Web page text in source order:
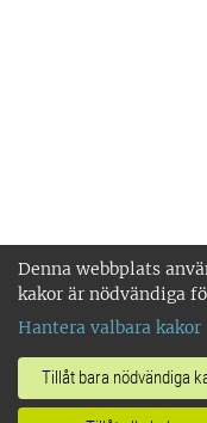
Denna webbplats
kakor är nödvändiga
Hantera valbara kakor
Tillåt bara nödvändiga